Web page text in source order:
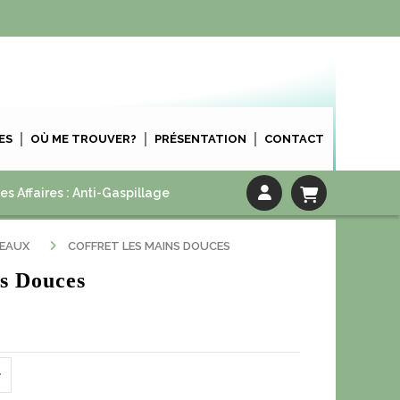
OÙ ME TROUVER? PRÉSENTATION CONTACT
Affaires : Anti-Gaspillage
COFFRET LES MAINS DOUCES
Douces